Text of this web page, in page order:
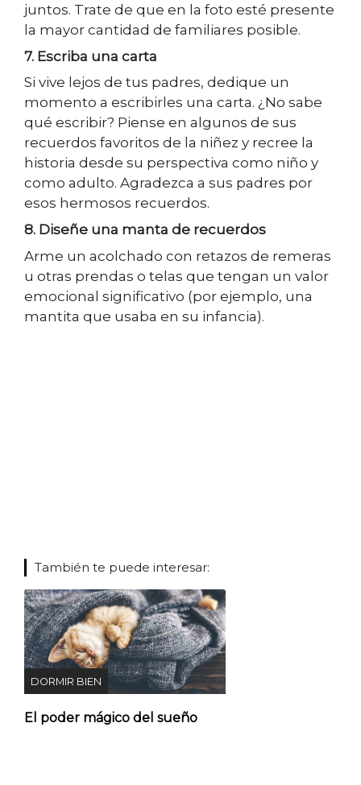
juntos. Trate de que en la foto esté presente
la mayor cantidad de familiares posible.
7. Escriba una carta
Si vive lejos de tus padres, dedique un
momento a escribirles una carta. ¿No sabe
qué escribir? Piense en algunos de sus
recuerdos favoritos de la niñez y recree la
historia desde su perspectiva como niño y
como adulto. Agradezca a sus padres por
esos hermosos recuerdos.
8. Diseñe una manta de recuerdos
Arme un acolchado con retazos de remeras
u otras prendas o telas que tengan un valor
emocional significativo (por ejemplo, una
mantita que usaba en su infancia).
También te puede interesar:
DORMIR BIEN
El poder mágico del sueño